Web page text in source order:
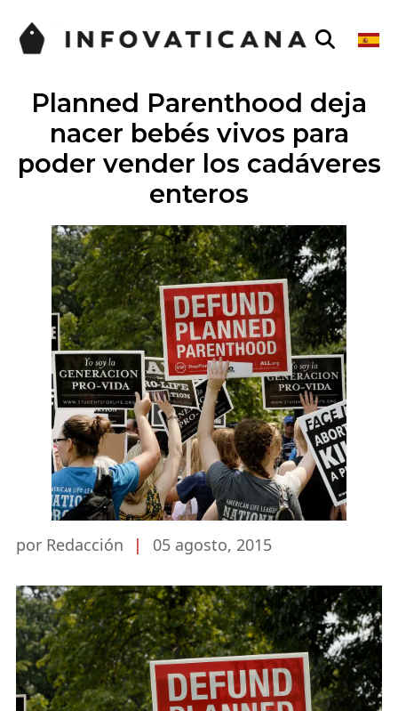
Planned Parenthood deja
nacer bebés vivos para
poder vender los cadáveres
enteros
por Redacción | 05 agosto, 2015